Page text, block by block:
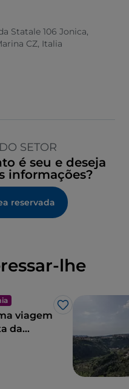
Statale 106 Jonica,
CZ, Italia
SETOR
é seu e deseja
informações?
reservada
lhe
Gosto
viagem
da